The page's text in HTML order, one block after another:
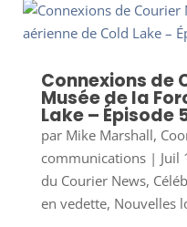
Connexions de
Musée de la
Lake – Épisode
par Mike Marshall,
communications| Juil
du Courier News,
en vedette, Nouvelles